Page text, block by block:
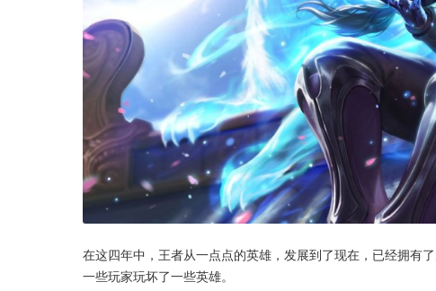
在这四年中，王者从一点点的英雄，发展到了现在，已经拥有
一些玩家玩坏了一些英雄。